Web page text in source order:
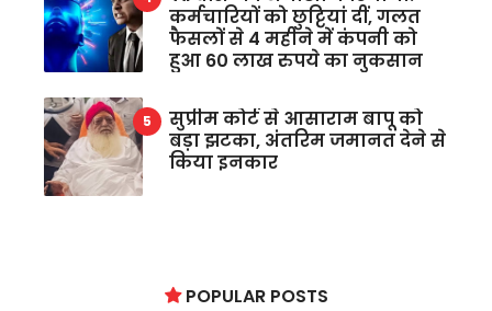
कर्मचारियों को छुट्टियां दीं, गलत
फैसलों से 4 महीने में कंपनी को
हुआ 60 लाख रुपये का नुकसान
सुप्रीम कोर्ट से आसाराम बापू को
बड़ा झटका, अंतरिम जमानत देने से
किया इनकार
POPULAR POSTS